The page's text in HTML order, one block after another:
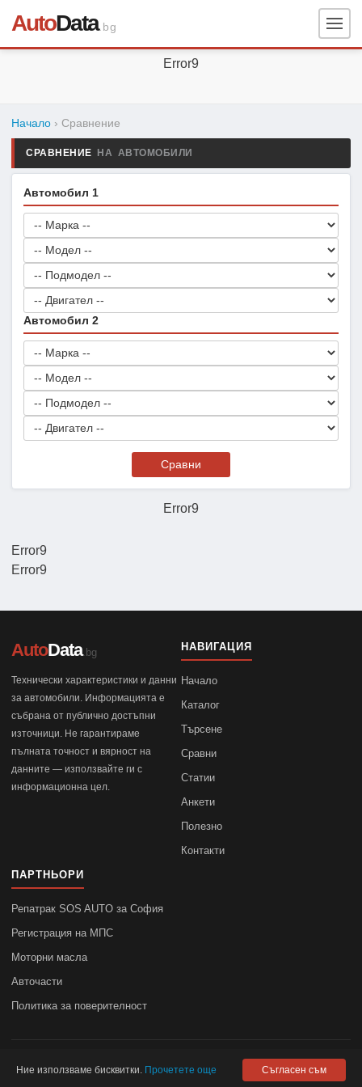
AutoData.bg
Error9
Error9
Начало › Сравнение
СРАВНЕНИЕ НА АВТОМОБИЛИ
Автомобил 1
Автомобил 2
Сравни
Error9
Error9
AutoData.bg
Технически характеристики и данни
за автомобили. Информацията е
събрана от публично достъпни
източници. Не гарантираме
пълната точност и вярност на
данните — използвайте ги с
информационна цел.
НАВИГАЦИЯ
Начало
Каталог
Търсене
Сравни
Статии
Анкети
Полезно
Контакти
ПАРТНЬОРИ
Репатрак SOS AUTO за София
Регистрация на МПС
Моторни масла
Авточасти
Политика за поверителност
autodata.bg не носи отговорност за точността на данните.
Ние използваме бисквитки. Прочетете още Съгласен съм